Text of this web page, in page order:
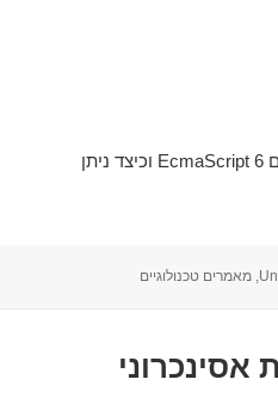
בפוסט הבא נדבר עם yield עם EcmaScript 6 וכיצד ניתן
,מאמרים טכנולוגיים
אסינכרוני